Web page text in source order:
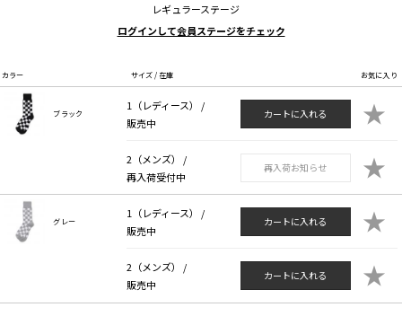
レギュラーステージ
ログインして会員ステージをチェック
カラー サイズ / 在庫 お気に入り
ブラック
1（レディース） /
販売中
カートに入れる ★
2（メンズ） /
再入荷受付中
再入荷お知らせ ★
グレー
1（レディース） /
販売中
カートに入れる ★
2（メンズ） /
販売中
カートに入れる ★